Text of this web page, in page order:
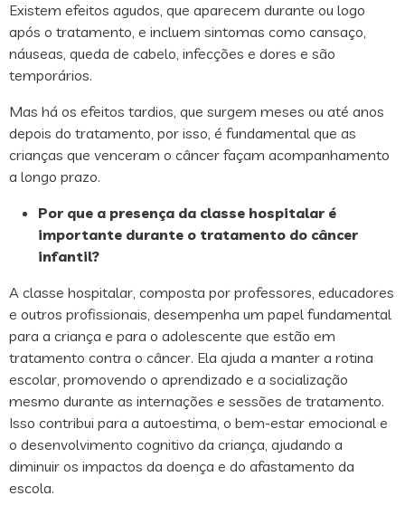
Existem efeitos agudos, que aparecem durante ou logo
após o tratamento, e incluem sintomas como cansaço,
náuseas, queda de cabelo, infecções e dores e são
temporários.
Mas há os efeitos tardios, que surgem meses ou até anos
depois do tratamento, por isso, é fundamental que as
crianças que venceram o câncer façam acompanhamento
a longo prazo.
Por que a presença da classe hospitalar é
importante durante o tratamento do câncer
infantil?
A classe hospitalar, composta por professores, educadores
e outros profissionais, desempenha um papel fundamental
para a criança e para o adolescente que estão em
tratamento contra o câncer. Ela ajuda a manter a rotina
escolar, promovendo o aprendizado e a socialização
mesmo durante as internações e sessões de tratamento.
Isso contribui para a autoestima, o bem-estar emocional e
o desenvolvimento cognitivo da criança, ajudando a
diminuir os impactos da doença e do afastamento da
escola.